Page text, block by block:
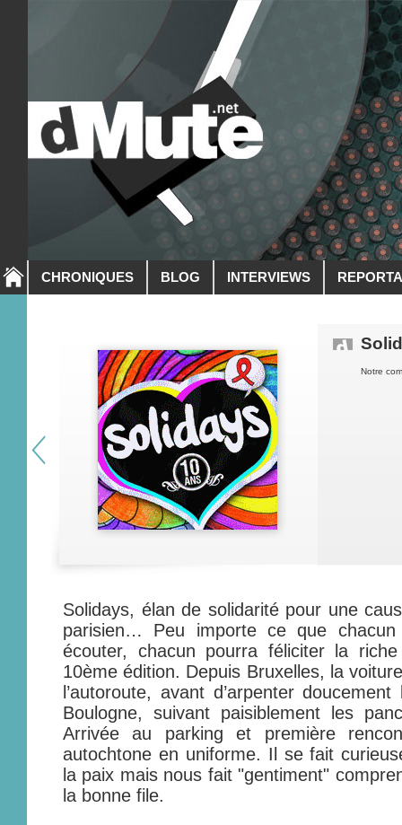
CHRONIQUES BLOG INTERVIEWS
Notre
Solidays, élan de solidarité pour une
parisien… Peu importe ce que
écouter, chacun pourra féliciter la
10ème édition. Depuis Bruxelles, la
l’autoroute, avant d’arpenter
Boulogne, suivant paisiblement les
Arrivée au parking et première
autochtone en uniforme. Il se fait
la paix mais nous fait "gentiment"
la bonne file.